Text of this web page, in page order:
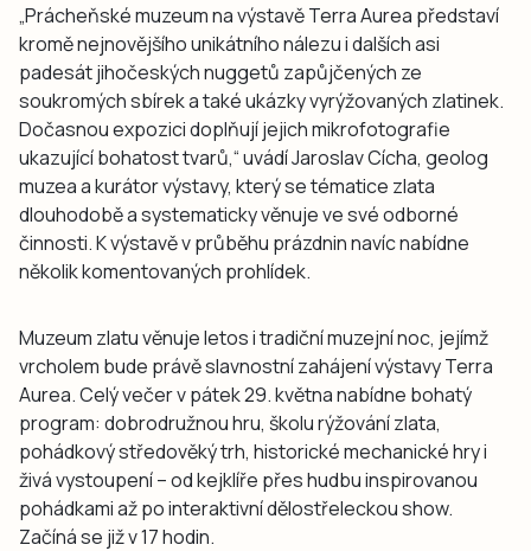
„Prácheňské muzeum na výstavě Terra Aurea představí
kromě nejnovějšího unikátního nálezu i dalších asi
padesát jihočeských nuggetů zapůjčených ze
soukromých sbírek a také ukázky vyrýžovaných zlatinek.
Dočasnou expozici doplňují jejich mikrofotografie
ukazující bohatost tvarů,“ uvádí Jaroslav Cícha, geolog
muzea a kurátor výstavy, který se tématice zlata
dlouhodobě a systematicky věnuje ve své odborné
činnosti. K výstavě v průběhu prázdnin navíc nabídne
několik komentovaných prohlídek.
Muzeum zlatu věnuje letos i tradiční muzejní noc, jejímž
vrcholem bude právě slavnostní zahájení výstavy Terra
Aurea. Celý večer v pátek 29. května nabídne bohatý
program: dobrodružnou hru, školu rýžování zlata,
pohádkový středověký trh, historické mechanické hry i
živá vystoupení – od kejklíře přes hudbu inspirovanou
pohádkami až po interaktivní dělostřeleckou show.
Začíná se již v 17 hodin.